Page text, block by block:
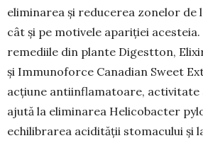
eliminarea și reducerea zonelor de
cât și pe motivele apariției
remediile din plante Digestton,
și Immunoforce Canadian Sweet
acțiune antiinflamatoare, activitate
ajută la eliminarea Helicobacter
echilibrarea acidității stomacului și